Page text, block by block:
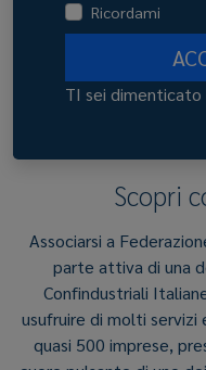
Ricordami
TI sei dimenticato
Scopri
Associarsi a
parte attiva di una
Confindustriali
usufruire di molti
quasi 500 imprese,